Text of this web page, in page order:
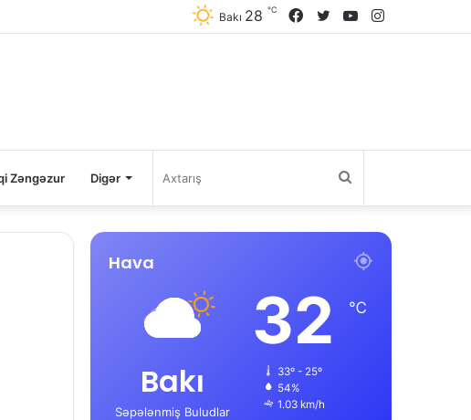
YouTube
Twitter
Facebook
Bakı 28 ℃
Zəngəzur Digər Axtarış
Hava
Bakı
Səpələnmiş Buludlar
32 ℃
33º - 25º
54%
1.03 km/h